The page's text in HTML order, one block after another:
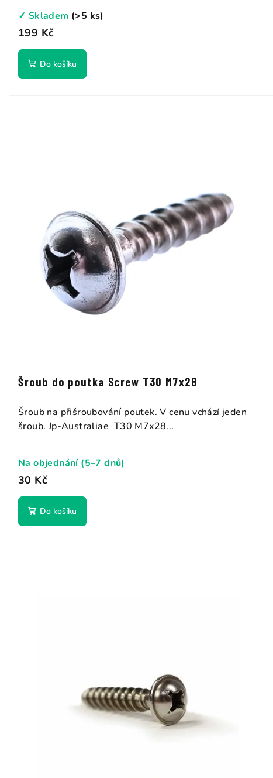
199 Kč
✓ Skladem (>5 ks)
Do košíku
Šroub do poutka Screw T30 M7x28
30 Kč
Na objednání (5–7 dnů)
Do košíku
Šroub na přišroubování poutek. V cenu vchází jeden
šroub. Jp-Australiae T30 M7x28...